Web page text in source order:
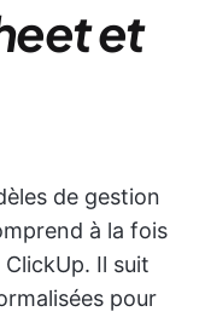
et
de gestion
à la fois
Il suit
pour